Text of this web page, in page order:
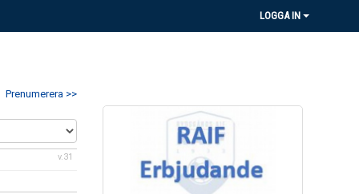
LOGGA IN
Prenumerera >>
v.31